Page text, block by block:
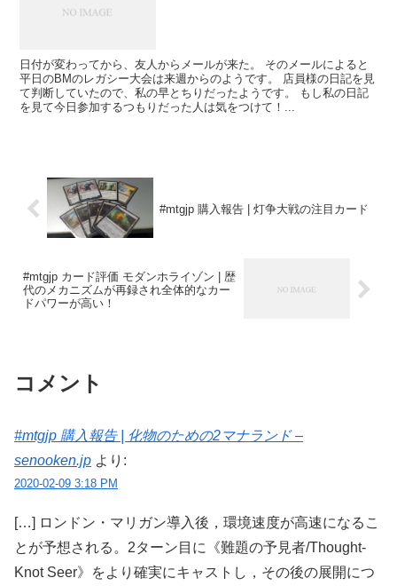
日付が変わってから、友人からメールが来た。 そのメールによると
平日のBMのレガシー大会は来週からのようです。 店員様の日記を見
て判断していたので、私の早とちりだったようです。 もし私の日記
を見て今日参加するつもりだった人は気をつけて！...
#mtgjp 購入報告 | 灯争大戦の注目カード
#mtgjp カード評価 モダンホライゾン | 歴
代のメカニズムが再録され全体的なカー
ドパワーが高い！
コメント
#mtgjp 購入報告 | 化物のための2マナランド –
senooken.jp より:
2020-02-09 3:18 PM
[…] ロンドン・マリガン導入後，環境速度が高速になるこ
とが予想される。2ターン目に《難題の予見者/Thought-
Knot Seer》をより確実にキャストし，その後の展開につ